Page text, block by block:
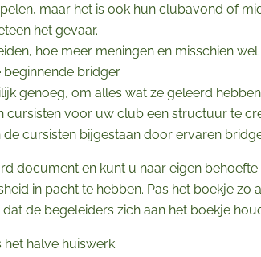
maar het is ook hun clubavond of
het gevaar.
hoe meer meningen en misschien
bridger.
genoeg, om alles wat ze geleerd
cursisten voor uw club een structuur te
cursisten bijgestaan door ervaren
document en kunt u naar eigen behoefte
in pacht te hebben. Pas het boekje zo
de begeleiders zich aan het boekje
halve huiswerk.